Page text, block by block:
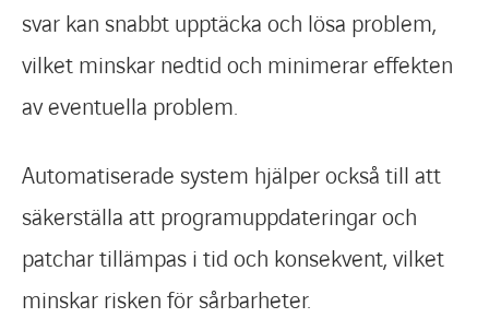
svar kan snabbt upptäcka och lösa problem,
vilket minskar nedtid och minimerar effekten
av eventuella problem.
Automatiserade system hjälper också till att
säkerställa att programuppdateringar och
patchar tillämpas i tid och konsekvent, vilket
minskar risken för sårbarheter.